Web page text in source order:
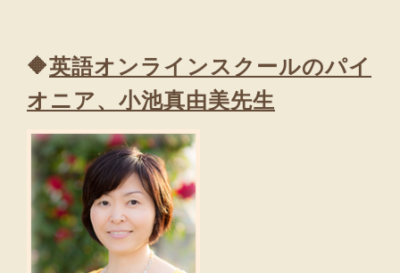
🔶英語オンラインスクールのパイ
オニア、小池真由美先生